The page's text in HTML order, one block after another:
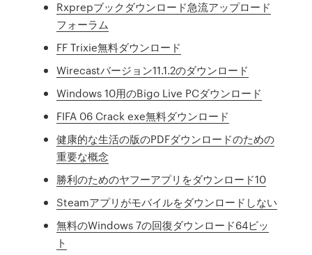
Rxprepブックダウンロード急流アップロード
フォーラム
FF Trixie無料ダウンロード
Wirecastバージョン11.1.2のダウンロード
Windows 10用のBigo Live PCダウンロード
FIFA 06 Crack exe無料ダウンロード
健康的な生活の版のPDFダウンロードのための
重要な概念
勝利のためのヤフーアプリをダウンロード10
Steamアプリがモバイルをダウンロードしない
無料のWindows 7の回復ダウンロード64ビッ
ト